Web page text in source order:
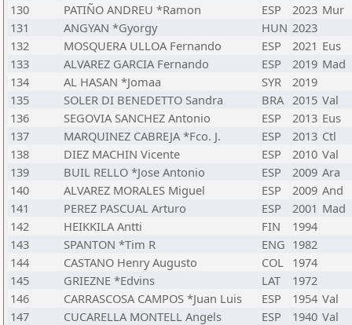
130
PATIÑO ANDREU *Ramon ESP 2023 Mur
131
ANGYAN *Gyorgy HUN 2023
132
MOSQUERA ULLOA Fernando ESP 2021 Eus
133
ALVAREZ GARCIA Fernando ESP 2019 Mad
134
AL HASAN *Jomaa SYR
2019
135
SOLER DI BENEDETTO Sandra BRA 2015 Val
136
SEGOVIA SANCHEZ Antonio ESP 2013 Eus
137
MARQUINEZ CABREJA *Fco. J. ESP 2013 Ctl
138
DIEZ MACHIN Vicente ESP 2010 Val
139
BUIL RELLO *Jose Antonio ESP 2009 Ara
140
ALVAREZ MORALES Miguel ESP 2009 And
141
PEREZ PASCUAL Arturo ESP 2001 Mad
142
HEIKKILA Antti FIN
1994
143
SPANTON *Tim R ENG 1982
144
CASTANO Henry Augusto COL 1974
145
GRIEZNE *Edvins LAT
1972
146
CARRASCOSA CAMPOS *Juan Luis ESP 1954 Val
147
CUCARELLA MONTELL Angels ESP 1940 Val